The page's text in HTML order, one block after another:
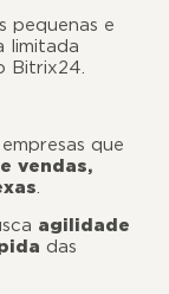
pequenas e
limitada
Bitrix24.
que
vendas,
agilidade
das